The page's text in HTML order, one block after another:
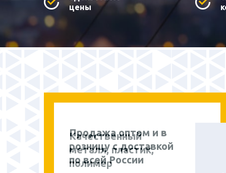
цены
Продажа оптом и в
розницу с доставкой
по всей России